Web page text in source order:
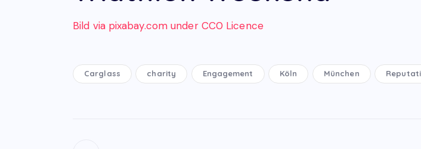
Bild via pixabay.com under CC0 Licence
Carglass charity Engagement Köln München